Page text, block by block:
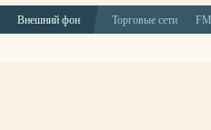
Внешний фон Торговые сети